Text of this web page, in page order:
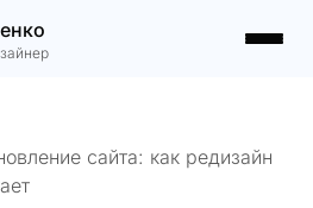
сайта: как редизайн